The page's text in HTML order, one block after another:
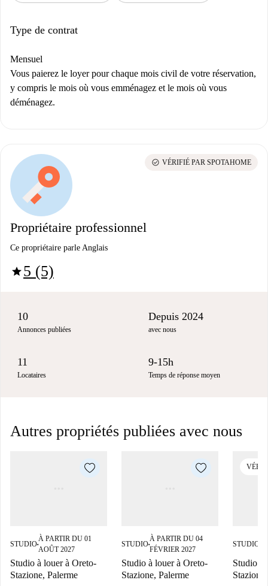
Type de contrat
Mensuel
Vous paierez le loyer pour chaque mois civil de votre réservation,
y compris le mois où vous emménagez et le mois où vous
déménagez.
Propriétaire professionnel
Ce propriétaire parle Anglais
star5 (5)
check_circle VÉRIFIÉ PAR SPOTAHOME
10
Annonces publiées
Depuis 2024
avec nous
11
Locataires
9-15h
Temps de réponse moyen
Autres propriétés publiées avec nous
STUDIO■
À PARTIR DU 01
AOÛT 2027
Studio à louer à Oreto-
Stazione, Palerme
STUDIO■
À PARTIR DU 04
FÉVRIER 2027
Studio à louer à Oreto-
Stazione, Palerme
STUDIO
Studio à